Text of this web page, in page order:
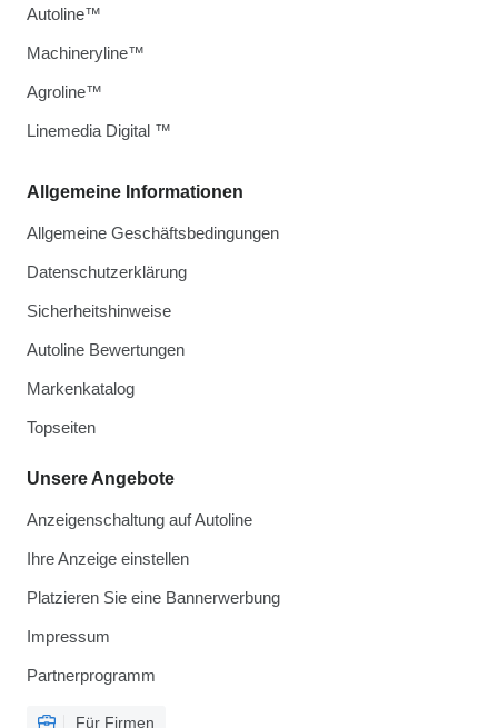
Allgemeine Informationen
Allgemeine Geschäftsbedingungen
Datenschutzerklärung
Sicherheitshinweise
Autoline Bewertungen
Markenkatalog
Topseiten
Unsere Angebote
Anzeigenschaltung auf Autoline
Ihre Anzeige einstellen
Platzieren Sie eine Bannerwerbung
Impressum
Partnerprogramm
Für Firmen
Autoline™
Machineryline™
Agroline™
Linemedia Digital ™